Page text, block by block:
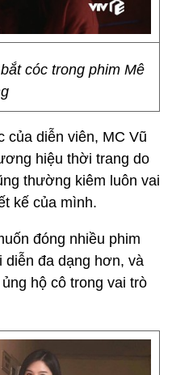
cóc trong phim Mê
của diễn viên, MC Vũ
hiệu thời trang do
thường kiêm luôn vai
kế của mình.
đóng nhiều phim
diễn đa dạng hơn, và
hộ cô trong vai trò